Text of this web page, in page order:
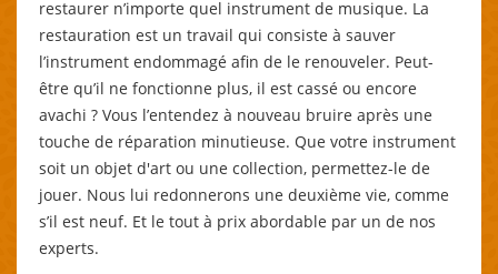
restaurer n’importe quel instrument de musique. La
restauration est un travail qui consiste à sauver
l’instrument endommagé afin de le renouveler. Peut-
être qu’il ne fonctionne plus, il est cassé ou encore
avachi ? Vous l’entendez à nouveau bruire après une
touche de réparation minutieuse. Que votre instrument
soit un objet d'art ou une collection, permettez-le de
jouer. Nous lui redonnerons une deuxième vie, comme
s’il est neuf. Et le tout à prix abordable par un de nos
experts.